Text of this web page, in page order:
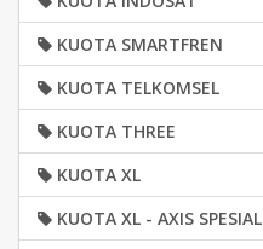
KUOTA SMARTFREN
KUOTA TELKOMSEL
KUOTA THREE
KUOTA XL
KUOTA XL - AXIS SPESIAL